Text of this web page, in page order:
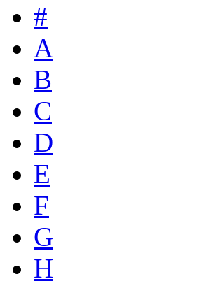
#
A
B
C
D
E
F
G
H